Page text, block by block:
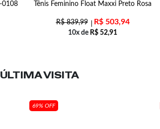
0108
Tênis Feminino Float Maxxi Preto Rosa
R$839,99 R$503,94
10x de R$ 52,91
ÚLTIMA VISITA
69% OFF